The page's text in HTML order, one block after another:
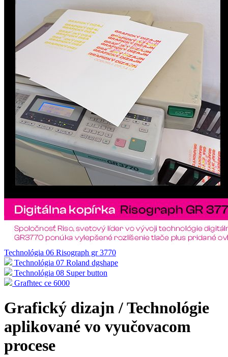
Technológia 06 Risograph gr 3770
Technológia 07 Roland dgshape
Technológia 08 Super button
Grafhtec ce 6000
Grafický dizajn / Technológie
aplikované vo vyučovacom
procese